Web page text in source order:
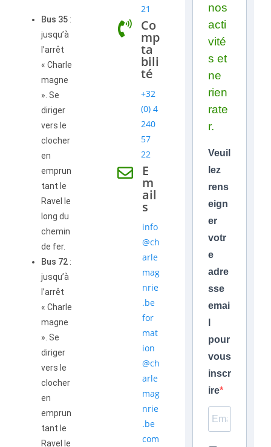
Bus 35 :
jusqu’à
l’arrêt
« Charle
magne
». Se
diriger
vers le
clocher
en
emprun
tant le
Ravel le
long du
chemin
de fer.
Bus 72:
jusqu’à
l’arrêt
« Charle
magne
». Se
diriger
vers le
clocher
en
emprun
tant le
Ravel le
21
Co
mp
ta
bili
té
+32
(0) 4
240
57
22
E
m
ail
s
info
@ch
arle
mag
nrie
.be
for
mat
ion
@ch
arle
mag
nrie
.be
com
nos
acti
vité
s et
ne
rien
rate
r.
Veuil
lez
rens
eign
er
votr
e
adre
sse
emai
pour
vous
inscr
ire